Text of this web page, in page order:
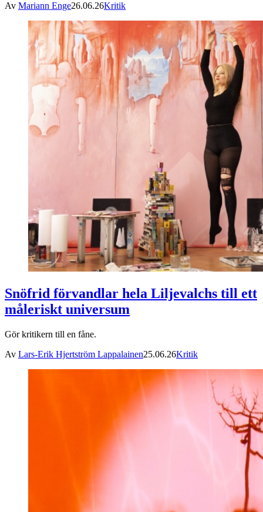
Av Mariann Enge26.06.26Kritik
Snöfrid förvandlar hela Liljevalchs till ett
måleriskt universum
Gör kritikern till en fåne.
Av Lars-Erik Hjertström Lappalainen25.06.26Kritik